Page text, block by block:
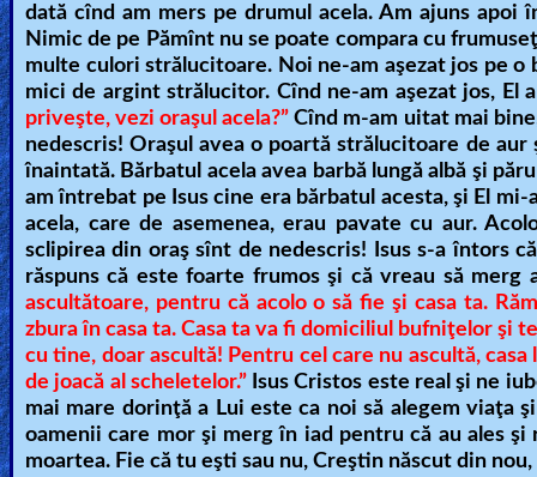
dată cînd am mers pe drumul acela. Am ajuns
Nimic de pe Pămînt nu se poate compara cu
multe culori strălucitoare. Noi ne-am aşezat jos pe
mici de argint strălucitor. Cînd ne-am aşezat jos,
priveşte, vezi oraşul acela?”Cînd m-am uitat mai
nedescris! Oraşul avea o poartă strălucitoare de
înaintată. Bărbatul acela avea barbă lungă albă şi
am întrebat pe Isus cine era bărbatul acesta, şi El
acela, care de asemenea, erau pavate cu aur.
sclipirea din oraş sînt de nedescris! Isus s-a întors
răspuns că este foarte frumos şi că vreau să merg
ascultătoare, pentru că acolo o să fie şi casa ta.
zbura în casa ta. Casa ta va fi domiciliul bufniţelor şi
cu tine, doar ascultă! Pentru cel care nu ascultă,
de joacă al scheletelor.” Isus Cristos este real şi ne
mai mare dorinţă a Lui este ca noi să alegem viaţa
oamenii care mor şi merg în iad pentru că au ales
moartea. Fie că tu eşti sau nu, Creştin născut din